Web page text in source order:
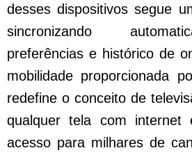
desses dispositivos segue
sincronizando
preferências e histórico de
mobilidade proporcionada
redefine o conceito de
qualquer tela com
acesso para milhares de